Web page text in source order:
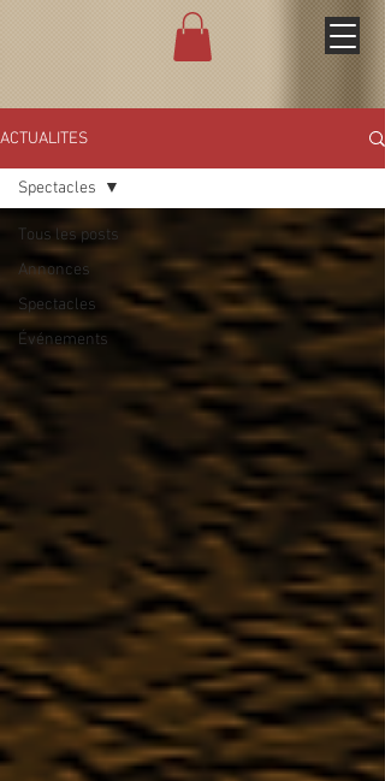
ACTUALITES
Tous les posts
Annonces
Spectacles
Événements
Spectacles